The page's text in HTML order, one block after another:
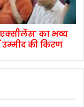
एक्सीलेंस' का भव्य
की किरण